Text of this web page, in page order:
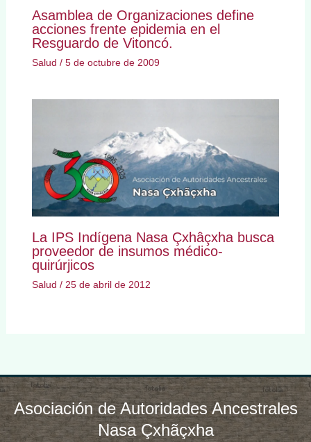
Asamblea de Organizaciones define
acciones frente epidemia en el
Resguardo de Vitoncó.
Salud / 5 de octubre de 2009
La IPS Indígena Nasa Çxhâçxha busca
proveedor de insumos médico-
quirúrjicos
Salud / 25 de abril de 2012
Asociación de Autoridades Ancestrales
Nasa Çxhãçxha